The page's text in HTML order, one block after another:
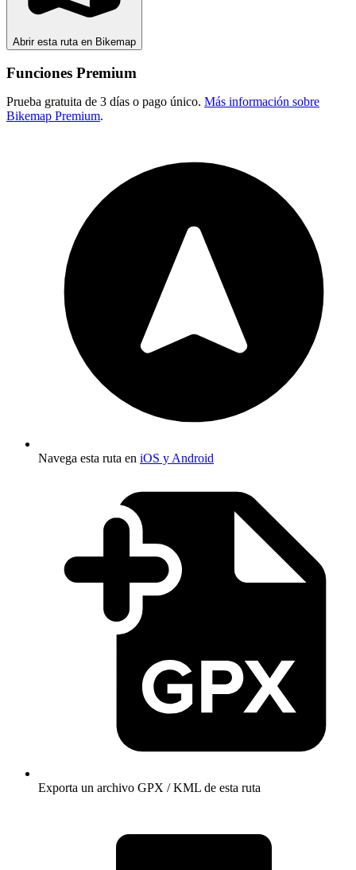
Abrir esta ruta en Bikemap
Funciones Premium
Prueba gratuita de 3 días o pago único. Más información sobre
Bikemap Premium.
Navega esta ruta en iOS y Android
Exporta un archivo GPX / KML de esta ruta